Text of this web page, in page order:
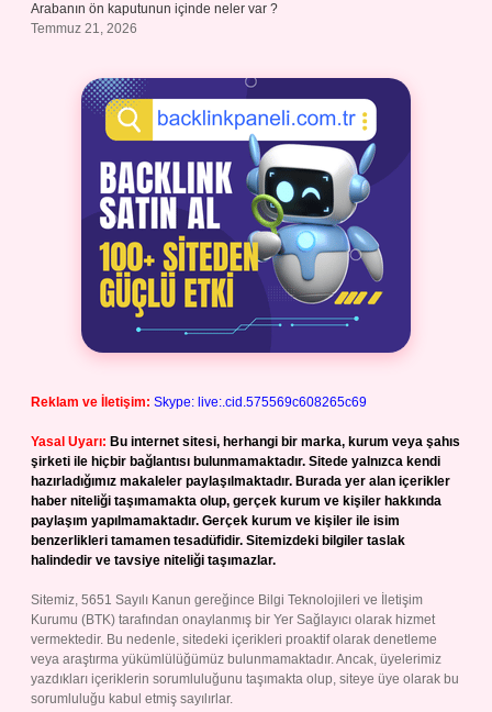
Arabanın ön kaputunun içinde neler var ?
Temmuz 21, 2026
Reklam ve İletişim: Skype: live:.cid.575569c608265c69
Yasal Uyarı: Bu internet sitesi, herhangi bir marka, kurum veya şahıs
şirketi ile hiçbir bağlantısı bulunmamaktadır. Sitede yalnızca kendi
hazırladığımız makaleler paylaşılmaktadır. Burada yer alan içerikler
haber niteliği taşımamakta olup, gerçek kurum ve kişiler hakkında
paylaşım yapılmamaktadır. Gerçek kurum ve kişiler ile isim
benzerlikleri tamamen tesadüfidir. Sitemizdeki bilgiler taslak
halindedir ve tavsiye niteliği taşımazlar.
Sitemiz, 5651 Sayılı Kanun gereğince Bilgi Teknolojileri ve İletişim
Kurumu (BTK) tarafından onaylanmış bir Yer Sağlayıcı olarak hizmet
vermektedir. Bu nedenle, sitedeki içerikleri proaktif olarak denetleme
veya araştırma yükümlülüğümüz bulunmamaktadır. Ancak, üyelerimiz
yazdıkları içeriklerin sorumluluğunu taşımakta olup, siteye üye olarak bu
sorumluluğu kabul etmiş sayılırlar.